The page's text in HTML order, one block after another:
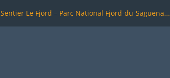
Sentier Le Fjord – Parc National Fjord-du-Saguena...